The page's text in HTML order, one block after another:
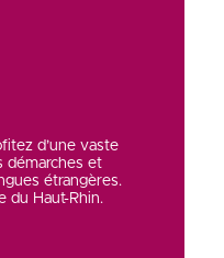
d’une vaste
démarches et
étrangères.
du Haut-Rhin.